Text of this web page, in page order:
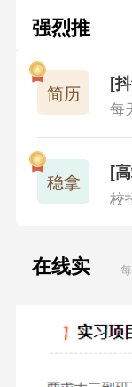
实习录播课：
的实习项目
851人查看
稳拿计划：近
加的高端校招就
882人查看
强烈推
简历 [
每
稳拿
[
招
校
在线实